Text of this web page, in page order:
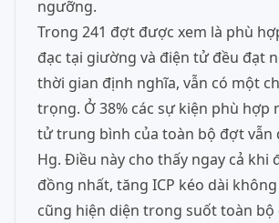
ngưỡng.
Trong 241 đợt được xem là phù
đạc tại giường và điện tử đều đạt
thời gian định nghĩa, vẫn có một
trọng. Ở 38% các sự kiện phù hợp
tử trung bình của toàn bộ đợt vẫn
Hg. Điều này cho thấy ngay cả khi
đồng nhất, tăng ICP kéo dài
cũng hiện diện trong suốt toàn bộ